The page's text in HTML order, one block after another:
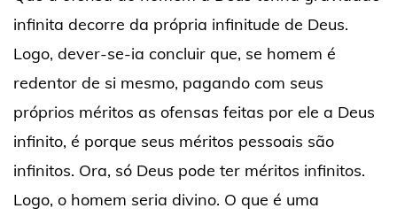
infinita decorre da própria infinitude de Deus.
Logo, dever-se-ia concluir que, se homem é
redentor de si mesmo, pagando com seus
próprios méritos as ofensas feitas por ele a Deus
infinito, é porque seus méritos pessoais são
infinitos. Ora, só Deus pode ter méritos infinitos.
Logo, o homem seria divino. O que é uma